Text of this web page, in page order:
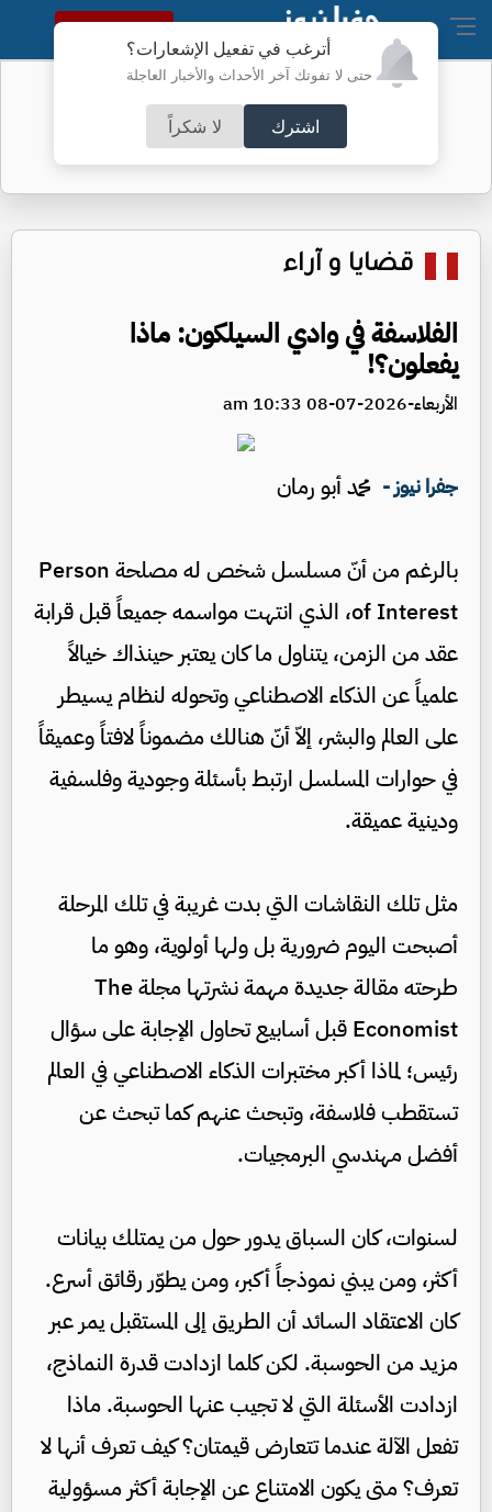
أترغب في تفعيل الإشعارات؟
حتى لا تفوتك آخر الأحداث والأخبار العاجلة
اشترك لا شكراً
النسخة الكاملة
قضايا و آراء
الفلاسفة في وادي السيلكون: ماذا
يفعلون؟!
الأربعاء-2026-07-08 10:33 am
جفرا نيوز - محمد أبو رمان
بالرغم من أنّ مسلسل شخص له مصلحة Person
of Interest، الذي انتهت مواسمه جميعاً قبل قرابة
عقد من الزمن، يتناول ما كان يعتبر حينذاك خيالاً
علمياً عن الذكاء الاصطناعي وتحوله لنظام يسيطر
على العالم والبشر، إلاّ أنّ هنالك مضموناً لافتاً وعميقاً
في حوارات المسلسل ارتبط بأسئلة وجودية وفلسفية
ودينية عميقة.
مثل تلك النقاشات التي بدت غريبة في تلك المرحلة
أصبحت اليوم ضرورية بل ولها أولوية، وهو ما
طرحته مقالة جديدة مهمة نشرتها مجلة The
Economist قبل أسابيع تحاول الإجابة على سؤال
رئيس؛ لماذا أكبر مختبرات الذكاء الاصطناعي في العالم
تستقطب فلاسفة، وتبحث عنهم كما تبحث عن
أفضل مهندسي البرمجيات.
لسنوات، كان السباق يدور حول من يمتلك بيانات
أكثر، ومن يبني نموذجاً أكبر، ومن يطوّر رقائق أسرع.
كان الاعتقاد السائد أن الطريق إلى المستقبل يمر عبر
مزيد من الحوسبة. لكن كلما ازدادت قدرة النماذج،
ازدادت الأسئلة التي لا تجيب عنها الحوسبة. ماذا
تفعل الآلة عندما تتعارض قيمتان؟ كيف تعرف أنها لا
تعرف؟ متى يكون الامتناع عن الإجابة أكثر مسؤولية